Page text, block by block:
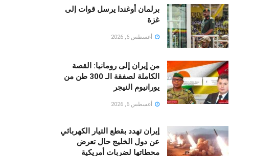
برلمان أوغندا يرسل قوات إلى
غزة
أغسطس 6, 2026
من إيران إلى رومانيا: القصة
الكاملة لصفقة الـ 300 طن من
يورانيوم النيجر
أغسطس 6, 2026
إيران تهدد بقطع التيار الكهربائي
عن دول الخليج حال تعرض
محطاتها لضربات أمريكية